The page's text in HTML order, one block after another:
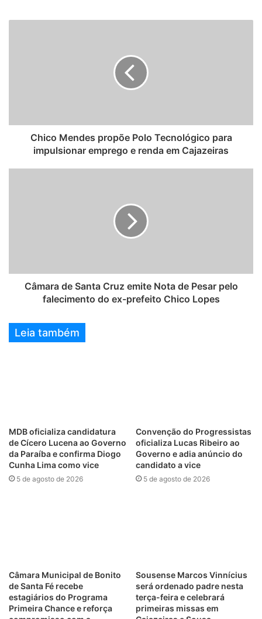
b
Chico Mendes propõe Polo Tecnológico para
impulsionar emprego e renda em Cajazeiras
Câmara de Santa Cruz emite Nota de Pesar pelo
falecimento do ex-prefeito Chico Lopes
Leia também
MDB oficializa candidatura
de Cícero Lucena ao Governo
da Paraíba e confirma Diogo
Cunha Lima como vice
5 de agosto de 2026
Convenção do Progressistas
oficializa Lucas Ribeiro ao
Governo e adia anúncio do
candidato a vice
5 de agosto de 2026
Câmara Municipal de Bonito
de Santa Fé recebe
estagiários do Programa
Primeira Chance e reforça
Sousense Marcos Vinnícius
será ordenado padre nesta
terça-feira e celebrará
primeiras missas em